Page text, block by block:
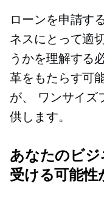
ローンを申請す
ネスにとって適
うかを理解する
革をもたらす可
が、
ワンサイズ
供します。
あなたのビ
受ける可能性